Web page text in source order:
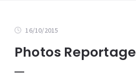
16/10/2015
Photos Reportage